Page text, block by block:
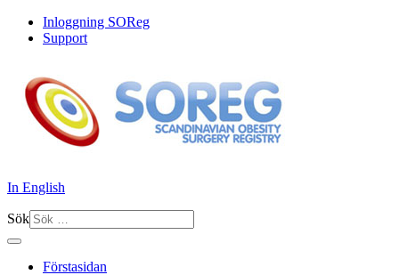
Inloggning SOReg
Support
In English
Sök
Förstasidan